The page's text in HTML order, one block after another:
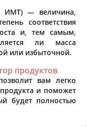
ИМТ) — величина,
соответствия
и, тем самым,
ли масса
или избыточной.
продуктов
вам легко
и поможет
будет полностью